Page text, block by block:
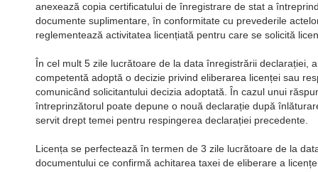
anexează copia certificatului de înregistrare de stat a
documente suplimentare, în conformitate cu prevederile
reglementează activitatea licențiată pentru care se solicită
În cel mult 5 zile lucrătoare de la data înregistrării declarației,
competentă adoptă o decizie privind eliberarea licenței sau
comunicând solicitantului decizia adoptată. În cazul unui
întreprinzătorul poate depune o nouă declarație după
servit drept temei pentru respingerea declarației precedente.
Licența se perfectează în termen de 3 zile lucrătoare de la
documentului ce confirmă achitarea taxei de eliberare a